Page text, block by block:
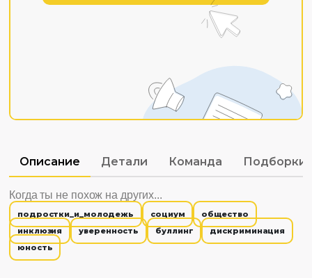
Описание Детали Команда Подборки
Когда ты не похож на других...
подростки_и_молодежь социум
общество
инклюзия
уверенность буллинг
дискриминация
юность